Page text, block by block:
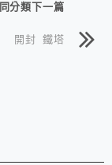
同分類下一篇
開封 鐵塔